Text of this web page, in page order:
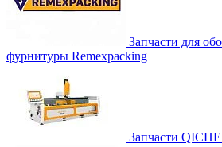
Запчасти для
фурнитуры Remexpacking
Запчасти